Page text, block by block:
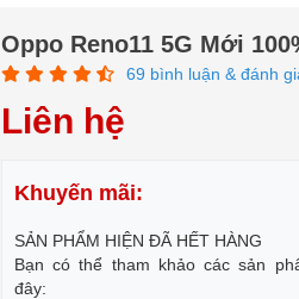
Oppo Reno11 5G Mới
69 bình luận & đánh
Liên hệ
Khuyến mãi:
SẢN PHẨM HIỆN ĐÃ HẾT HÀNG
Bạn có thể tham khảo các sản
đây: